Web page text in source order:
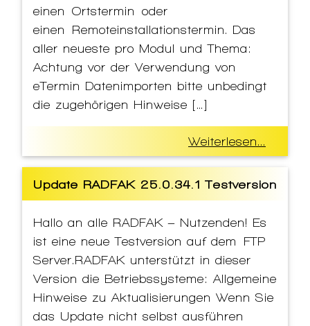
einen Ortstermin oder
einen Remoteinstallationstermin. Das
aller neueste pro Modul und Thema:
Achtung vor der Verwendung von
eTermin Datenimporten bitte unbedingt
die zugehörigen Hinweise […]
Weiterlesen...
Update RADFAK 25.0.34.1 Testversion
Hallo an alle RADFAK – Nutzenden! Es
ist eine neue Testversion auf dem FTP
Server.RADFAK unterstützt in dieser
Version die Betriebssysteme: Allgemeine
Hinweise zu Aktualisierungen Wenn Sie
das Update nicht selbst ausführen